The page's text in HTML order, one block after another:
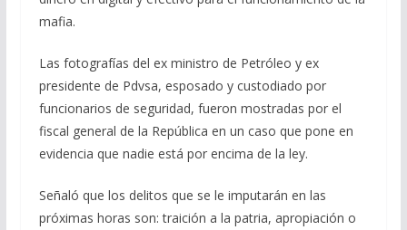
mafia.
Las fotografías del ex ministro de Petróleo y ex
presidente de Pdvsa, esposado y custodiado por
funcionarios de seguridad, fueron mostradas por el
fiscal general de la República en un caso que pone en
evidencia que nadie está por encima de la ley.
Señaló que los delitos que se le imputarán en las
próximas horas son: traición a la patria, apropiación o